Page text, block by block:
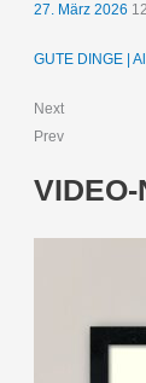
27. März 2026
GUTE DINGE |
Next
Prev
VIDEO-